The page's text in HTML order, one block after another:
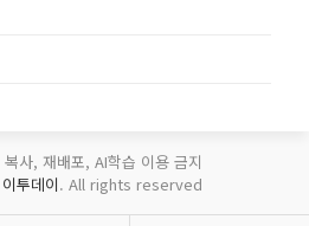
사, 재배포, AI학습 이용 금지
이투데이. All rights reserved